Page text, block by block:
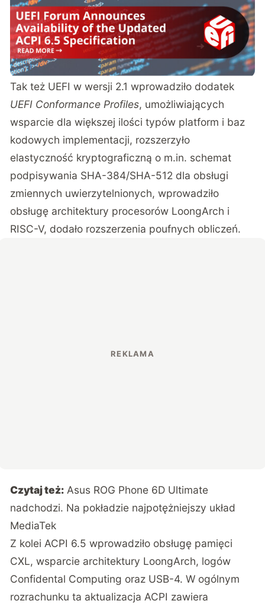
Tak też UEFI w wersji 2.1 wprowadziło dodatek
UEFI Conformance Profiles, umożliwiających
wsparcie dla większej ilości typów platform i baz
kodowych implementacji, rozszerzyło
elastyczność kryptograficzną o m.in. schemat
podpisywania SHA-384/SHA-512 dla obsługi
zmiennych uwierzytelnionych, wprowadziło
obsługę architektury procesorów LoongArch i
RISC-V, dodało rozszerzenia poufnych obliczeń.
Czytaj też: Asus ROG Phone 6D Ultimate
nadchodzi. Na pokładzie najpotężniejszy układ
MediaTek
Z kolei ACPI 6.5 wprowadziło obsługę pamięci
CXL, wsparcie architektury LoongArch, logów
Confidental Computing oraz USB-4. W ogólnym
rozrachunku ta aktualizacja ACPI zawiera